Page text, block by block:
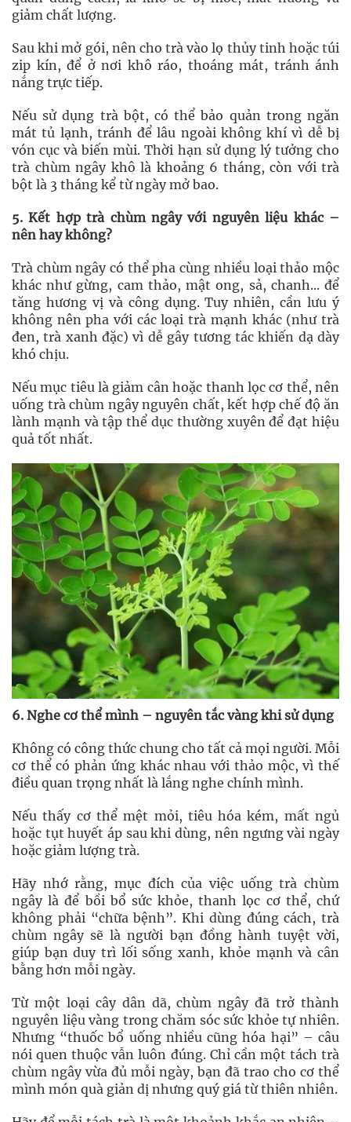
giảm chất lượng.
Sau khi mở gói, nên cho trà vào lọ thủy tinh hoặc túi
zip kín, để ở nơi khô ráo, thoáng mát, tránh ánh
nắng trực tiếp.
Nếu sử dụng trà bột, có thể bảo quản trong ngăn
mát tủ lạnh, tránh để lâu ngoài không khí vì dễ bị
vón cục và biến mùi. Thời hạn sử dụng lý tưởng cho
trà chùm ngây khô là khoảng 6 tháng, còn với trà
bột là 3 tháng kể từ ngày mở bao.
5. Kết hợp trà chùm ngây với nguyên liệu khác –
nên hay không?
Trà chùm ngây có thể pha cùng nhiều loại thảo mộc
khác như gừng, cam thảo, mật ong, sả, chanh... để
tăng hương vị và công dụng. Tuy nhiên, cần lưu ý
không nên pha với các loại trà mạnh khác (như trà
đen, trà xanh đặc) vì dễ gây tương tác khiến dạ dày
khó chịu.
Nếu mục tiêu là giảm cân hoặc thanh lọc cơ thể, nên
uống trà chùm ngây nguyên chất, kết hợp chế độ ăn
lành mạnh và tập thể dục thường xuyên để đạt hiệu
quả tốt nhất.
6. Nghe cơ thể mình – nguyên tắc vàng khi sử dụng
Không có công thức chung cho tất cả mọi người. Mỗi
cơ thể có phản ứng khác nhau với thảo mộc, vì thế
điều quan trọng nhất là lắng nghe chính mình.
Nếu thấy cơ thể mệt mỏi, tiêu hóa kém, mất ngủ
hoặc tụt huyết áp sau khi dùng, nên ngưng vài ngày
hoặc giảm lượng trà.
Hãy nhớ rằng, mục đích của việc uống trà chùm
ngây là để bồi bổ sức khỏe, thanh lọc cơ thể, chứ
không phải “chữa bệnh”. Khi dùng đúng cách, trà
chùm ngây sẽ là người bạn đồng hành tuyệt vời,
giúp bạn duy trì lối sống xanh, khỏe mạnh và cân
bằng hơn mỗi ngày.
Từ một loại cây dân dã, chùm ngây đã trở thành
nguyên liệu vàng trong chăm sóc sức khỏe tự nhiên.
Nhưng “thuốc bổ uống nhiều cũng hóa hại” – câu
nói quen thuộc vẫn luôn đúng. Chỉ cần một tách trà
chùm ngây vừa đủ mỗi ngày, bạn đã trao cho cơ thể
mình món quà giản dị nhưng quý giá từ thiên nhiên.